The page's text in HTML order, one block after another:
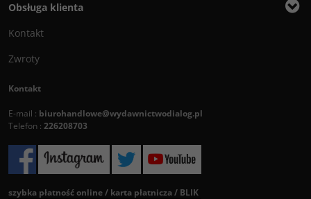
Obsługa klienta
Kontakt
Zwroty
Kontakt
E-mail : biurohandlowe@wydawnictwodialog.pl
Telefon : 226208703
szybka płatność online / karta płatnicza / BLIK